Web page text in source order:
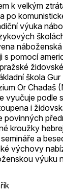
k velkým
po
výuka
s pomocí
škola
Or Chadaš
vyučuje podle
i
povinných
kroužky
a
výchovy
výuku